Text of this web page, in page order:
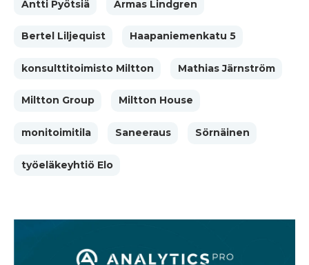
Antti Pyötsiä Armas Lindgren
Bertel Liljequist Haapaniemenkatu 5
konsulttitoimisto Miltton Mathias Järnström
Miltton Group Miltton House
monitoimitila Saneeraus Sörnäinen
työeläkeyhtiö Elo